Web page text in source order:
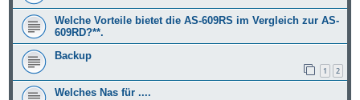
Welche Vorteile bietet die AS-609RS im Vergleich zur AS-
609RD?**.
Backup
1 2
Welches Nas für ....